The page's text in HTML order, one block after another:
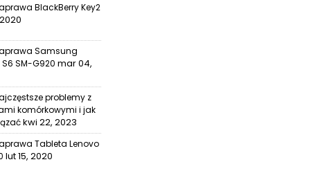
BlackBerry Key2
Samsung
SM-G920 mar 04,
problemy z
komórkowymi i jak
kwi 22, 2023
Tableta Lenovo
lut 15, 2020